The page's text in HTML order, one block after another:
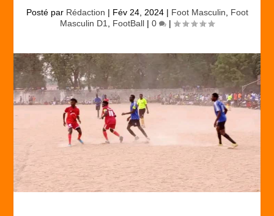
Posté par Rédaction | Fév 24, 2024| Foot Masculin
Foot
Masculin D1
FootBall | 0 |